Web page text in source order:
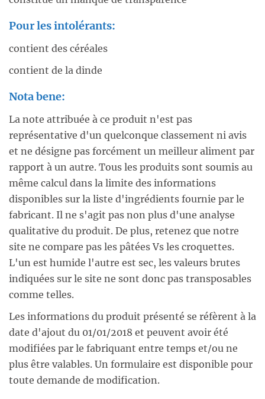
Pour les intolérants:
contient des céréales
contient de la dinde
Nota bene:
La note attribuée à ce produit n'est pas
représentative d'un quelconque classement ni avis
et ne désigne pas forcément un meilleur aliment par
rapport à un autre. Tous les produits sont soumis au
même calcul dans la limite des informations
disponibles sur la liste d'ingrédients fournie par le
fabricant. Il ne s'agit pas non plus d'une analyse
qualitative du produit. De plus, retenez que notre
site ne compare pas les pâtées Vs les croquettes.
L'un est humide l'autre est sec, les valeurs brutes
indiquées sur le site ne sont donc pas transposables
comme telles.
Les informations du produit présenté se réfèrent à la
date d'ajout du 01/01/2018 et peuvent avoir été
modifiées par le fabriquant entre temps et/ou ne
plus être valables. Un formulaire est disponible pour
toute demande de modification.